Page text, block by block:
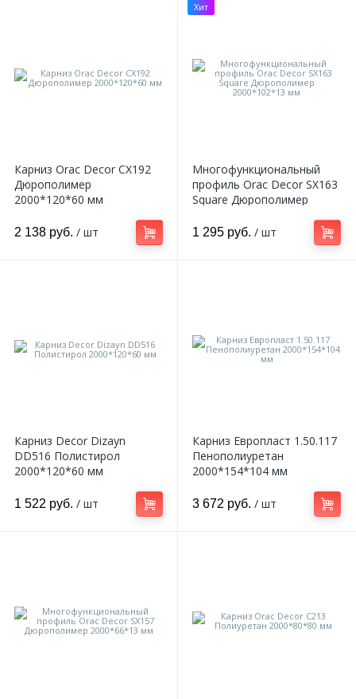
Карниз Orac Decor CX192
Дюрополимер
2000*120*60 мм
2 138 руб. / шт
Хит
Многофункциональный
профиль Orac Decor SX163
Square Дюрополимер
1 295 руб. / шт
Карниз Decor Dizayn
DD516 Полистирол
2000*120*60 мм
1 522 руб. / шт
Карниз Европласт 1.50.117
Пенополиуретан
2000*154*104 мм
3 672 руб. / шт